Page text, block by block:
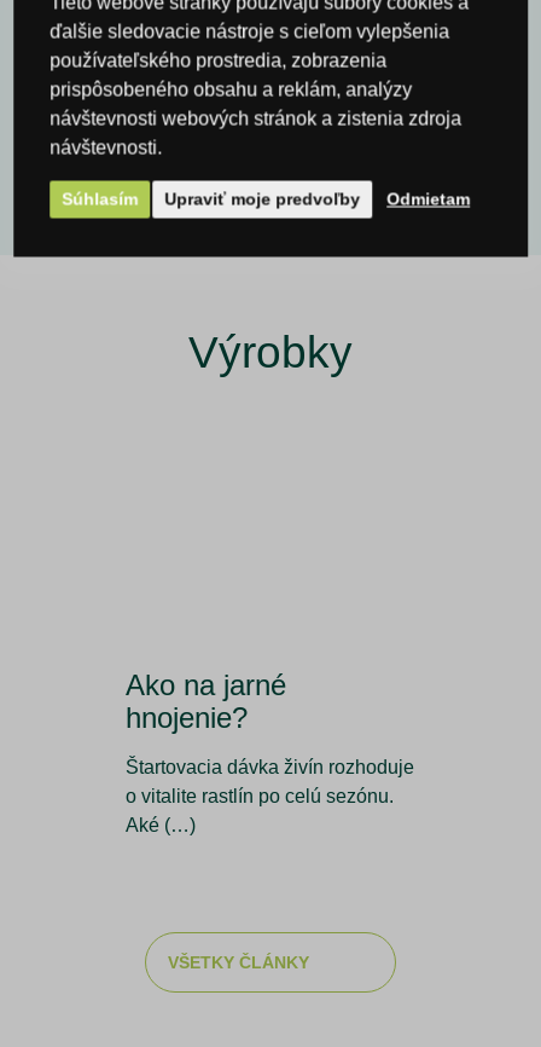
ODOSLAŤ OTÁZKU
Výrobky
Ako na jarné
hnojenie?
Štartovacia dávka živín rozhoduje
o vitalite rastlín po celú sezónu.
Aké (…)
VŠETKY ČLÁNKY
ďalšie sledovacie nástroje s cieľom vylepšenia
používateľského prostredia, zobrazenia
prispôsobeného obsahu a reklám, analýzy
návštevnosti webových stránok a zistenia zdroja
návštevnosti.
Súhlasím Upraviť moje predvoľby Odmietam